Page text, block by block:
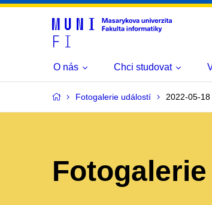
O nás Chci studovat
Fotogalerie událostí 2022-05-18